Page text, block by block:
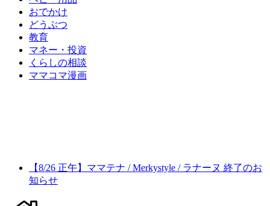
おでかけ
どうぶつ
教育
マネー・投資
くらしの相談
ママコマ漫画
【8/26 正午】ママテナ / Merkystyle / ラナーヌ 終了のお
知らせ